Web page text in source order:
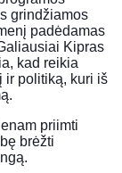
grindžiamos
padėdamas
Kipras
kad reikia
ir politiką, kuri iš
priimti
brėžti